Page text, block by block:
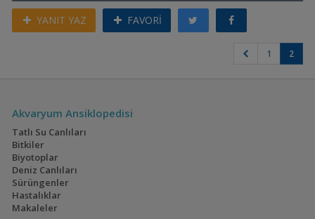
YANIT YAZ FAVORİ
1 2
Akvaryum Ansiklopedisi
Tatlı Su Canlıları
Bitkiler
Biyotoplar
Deniz Canlıları
Sürüngenler
Hastalıklar
Makaleler